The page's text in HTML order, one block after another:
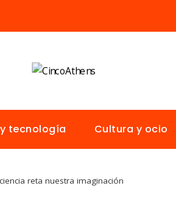
tecnología Cultura y ocio
reta nuestra imaginación